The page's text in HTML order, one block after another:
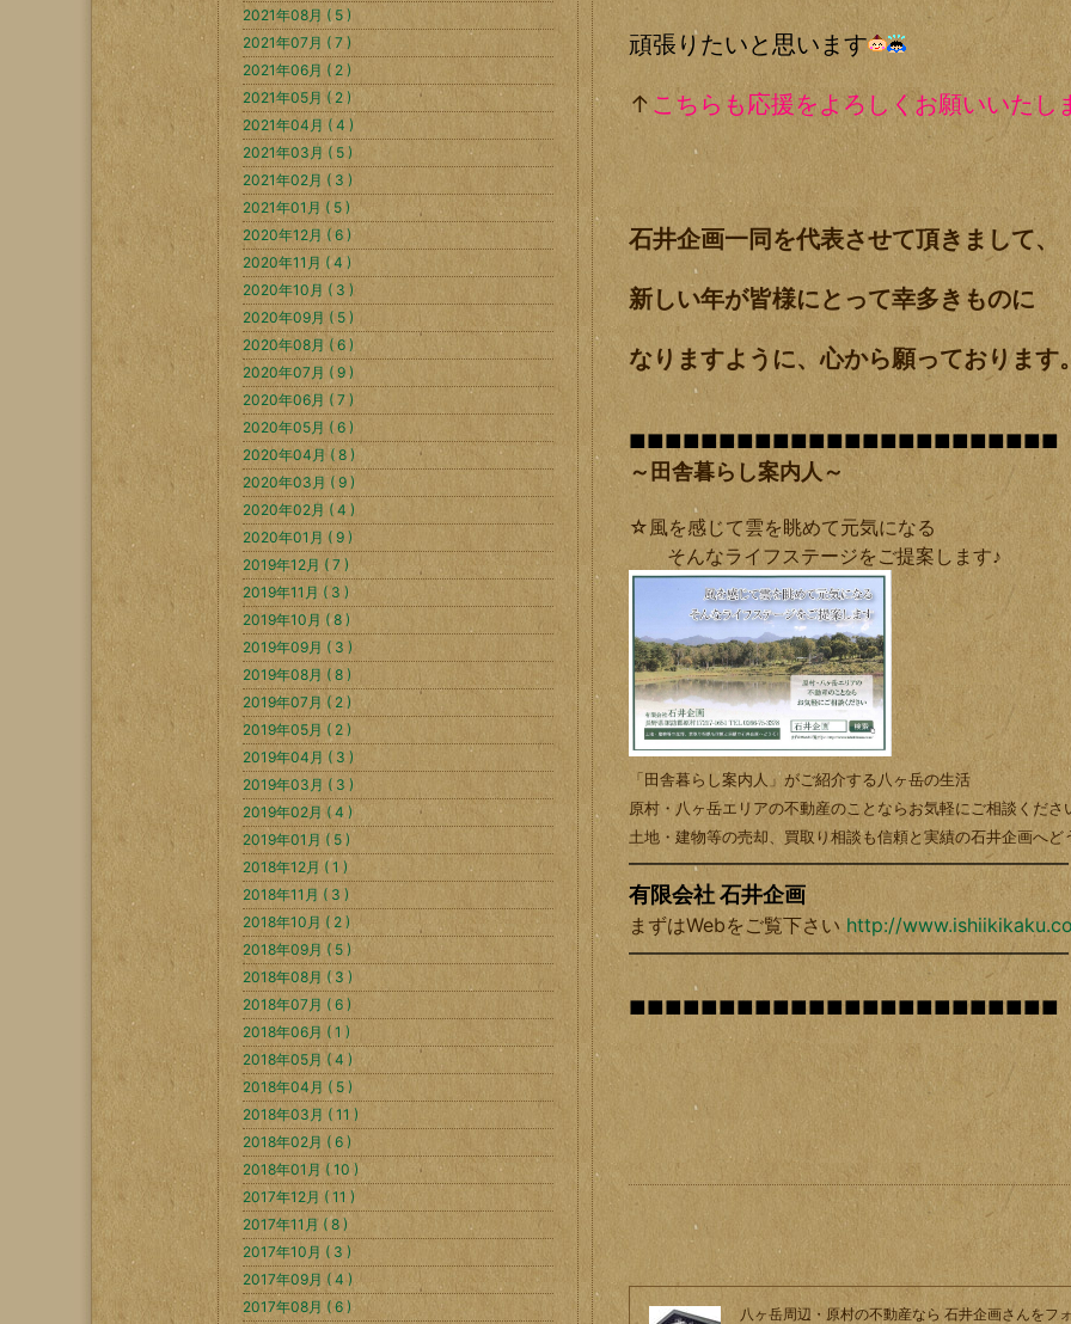
頑張りたいと思います
↑ こちらも応援をよろしくお願いいたし
石井企画一同を代表させて頂きまして、
新しい年が皆様にとって幸多きものに
なりますように、心から願っております
■■■■■■■■■■■■■■■■■■■■■■■■
～田舎暮らし案内人～
☆風を感じて雲を眺めて元気になる
そんなライフステージをご提案します♪
「田舎暮らし案内人」がご紹介する八ヶ岳の生活
原村・八ヶ岳エリアの不動産のことならお気軽にご相談くださ
土地・建物等の売却、買取り相談も信頼と実績の石井企画へ
━━━━━━━━━━━━━━━━━━━━━━━
有限会社 石井企画
まずはWebをご覧下さい http://
━━━━━━━━━━━━━━━━━━━━━━━
■■■■■■■■■■■■■■■■■■■■■■■■
八ヶ岳周辺・原村の不動産なら 石井企画さんをフ
2021年08月 ( 5 )
2021年07月 ( 7 )
2021年06月 ( 2 )
2021年05月 ( 2 )
2021年04月 ( 4 )
2021年03月 ( 5 )
2021年02月 ( 3 )
2021年01月 ( 5 )
2020年12月 ( 6 )
2020年11月 ( 4 )
2020年10月 ( 3 )
2020年09月 ( 5 )
2020年08月 ( 6 )
2020年07月 ( 9 )
2020年06月 ( 7 )
2020年05月 ( 6 )
2020年04月 ( 8 )
2020年03月 ( 9 )
2020年02月 ( 4 )
2020年01月 ( 9 )
2019年12月 ( 7 )
2019年11月 ( 3 )
2019年10月 ( 8 )
2019年09月 ( 3 )
2019年08月 ( 8 )
2019年07月 ( 2 )
2019年05月 ( 2 )
2019年04月 ( 3 )
2019年03月 ( 3 )
2019年02月 ( 4 )
2019年01月 ( 5 )
2018年12月 ( 1 )
2018年11月 ( 3 )
2018年10月 ( 2 )
2018年09月 ( 5 )
2018年08月 ( 3 )
2018年07月 ( 6 )
2018年06月 ( 1 )
2018年05月 ( 4 )
2018年04月 ( 5 )
2018年03月 ( 11 )
2018年02月 ( 6 )
2018年01月 ( 10 )
2017年12月 ( 11 )
2017年11月 ( 8 )
2017年10月 ( 3 )
2017年09月 ( 4 )
2017年08月 ( 6 )